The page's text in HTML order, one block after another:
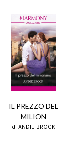
IL PREZZO DEL
MILION
di ANDIE BROCK